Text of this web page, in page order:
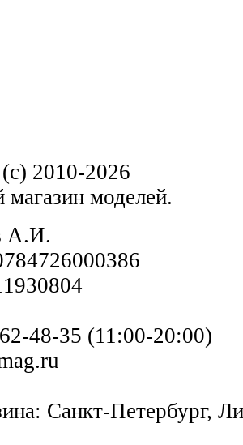
2010-2026
моделей.
А.И.
48-35 (11:00-20:00)
Санкт-Петербург,